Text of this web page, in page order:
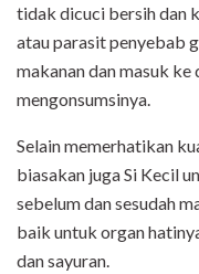
tidak dicuci bersih dan
atau parasit penyebab
makanan dan masuk ke
mengonsumsinya.
Selain memerhatikan
biasakan juga Si Kecil
sebelum dan sesudah
baik untuk organ
dan sayuran.